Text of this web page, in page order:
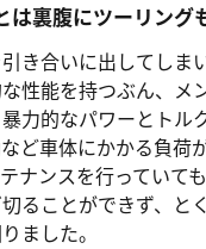
は裏腹にツーリング
き合いに出してしま
性能を持つぶん、メ
力的なパワーとトル
ど車体にかかる負荷
ナンスを行っていて
ることができず、と
ました。